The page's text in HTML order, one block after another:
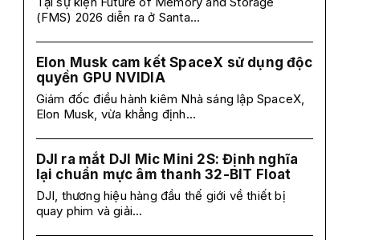
(FMS) 2026 diễn ra ở Santa...
Elon Musk cam kết SpaceX sử dụng độc
quyền GPU NVIDIA
Giám đốc điều hành kiêm Nhà sáng lập SpaceX,
Elon Musk, vừa khẳng định...
DJI ra mắt DJI Mic Mini 2S: Định nghĩa
lại chuẩn mực âm thanh 32-BIT Float
DJI, thương hiệu hàng đầu thế giới về thiết bị
quay phim và giải...